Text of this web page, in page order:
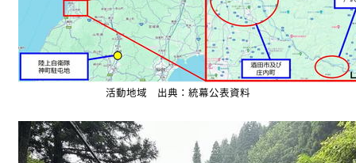
活動地域 出典：統幕公表資料